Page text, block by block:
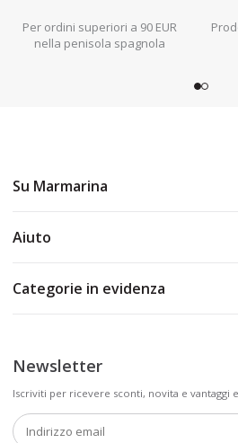
Per ordini superiori a 90 EUR
nella penisola spagnola
Su Marmarina
Aiuto
Categorie in evidenza
Newsletter
Iscriviti per ricevere sconti, novita e vantaggi